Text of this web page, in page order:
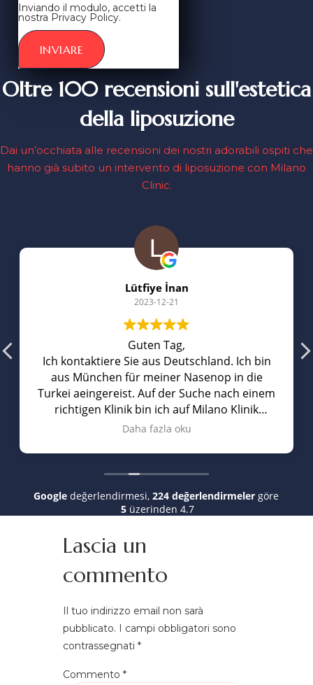
Inviando il modulo, accetti la
nostra Privacy Policy.
INVIARE
Oltre 100 recensioni sull'estetica
della liposuzione
Dai un’occhiata alle recensioni dei nostri adorabili ospiti che
hanno già subito un intervento di liposuzione con Milano
Clinic.
Lütfiye İnan
2023-12-21
Guten Tag,
Ich kontaktiere Sie aus Deutschland. Ich bin
aus München für meiner Nasenop in die
Turkei aeingereist. Auf der Suche nach einem
richtigen Klinik bin ich auf Milano Klinik
gestoBen. Sie hatten richtig gute
mich mit einem privaten Wagen abgeholt
und mich zum Hotel gefahren. Am naechsten
Morgen wurde ich zum Krankenhaus
gefahren, wo ich meine Nasenkorrektur
Fragen geantwortet und mich über den
Ablauf informiert. Die Krankenschwester im
Krankenhaus waren sehr nett. Das Hotel und
die Transferwagen waren sehr sauber. Ich
kann die Milano Klinik einfach jeden
weiterempfehlen
Daha fazla oku
Googledeğerlendirmesi, 224 değerlendirmelergöre
5üzerinden 4.7
Lascia un
commento
Il tuo indirizzo email non sarà
pubblicato. I campi obbligatori sono
contrassegnati *
Commento *